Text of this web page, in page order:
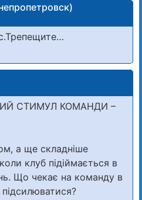
СТИМУЛ КОМАНДИ –
а ще складніше
клуб підіймається в
Що чекає на команду в